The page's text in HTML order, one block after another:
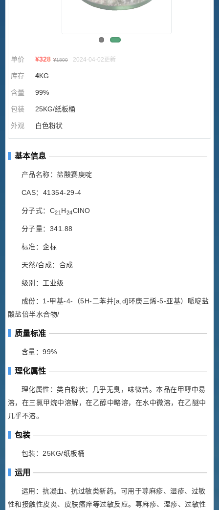
单价 ¥328 ¥1800 2024-04-02更新
库存 4KG
含量 99%
包装 25KG/纸板桶
外观 白色粉状
基本信息
产品名称：盐酸赛庚啶
CAS：41354-29-4
分子式：C21 H24ClNO
分子量：341.88
标准：企标
天然/合成：合成
级别：工业级
成份：1-甲基-4-（5H-二苯并[a,d]环庚三烯-5-亚基）哌啶盐
酸盐倍半水合物/
质量标准
含量：99%
理化属性
理化属性：类白粉状；几乎无臭，味微苦。本品在甲醇中易
溶，在三氯甲烷中溶解，在乙醇中略溶，在水中微溶，在乙醚中
几乎不溶。
包装
包装：25KG/纸板桶
运用
运用：抗凝血、抗过敏类新药。可用于荨麻疹、湿疹、过敏
性和接触性皮炎、皮肤瘙痒等过敏反应。荨麻疹、湿疹、过敏性